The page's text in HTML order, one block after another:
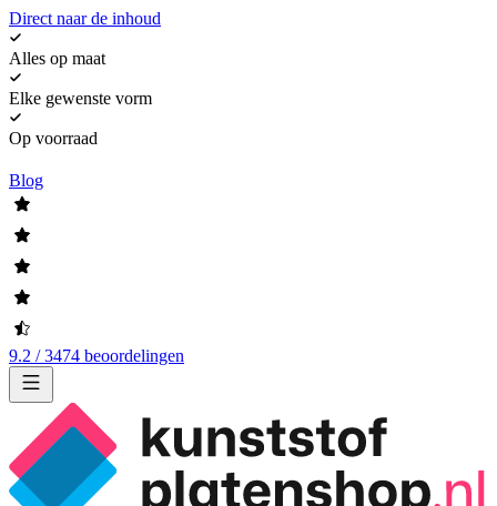
Direct naar de inhoud
Alles op maat
Elke gewenste vorm
Op voorraad
Blog
9.2 / 3474 beoordelingen